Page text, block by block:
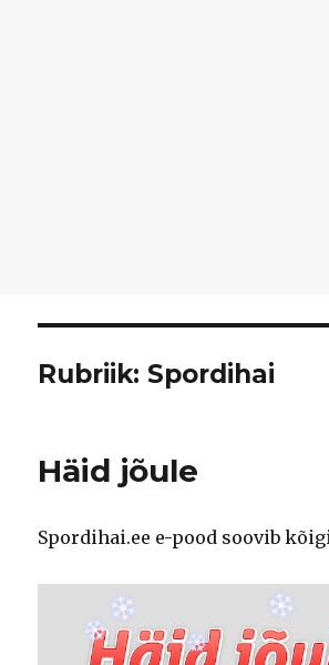
Rubriik: Spordihai
Häid jõule
Spordihai.ee e-pood soovib